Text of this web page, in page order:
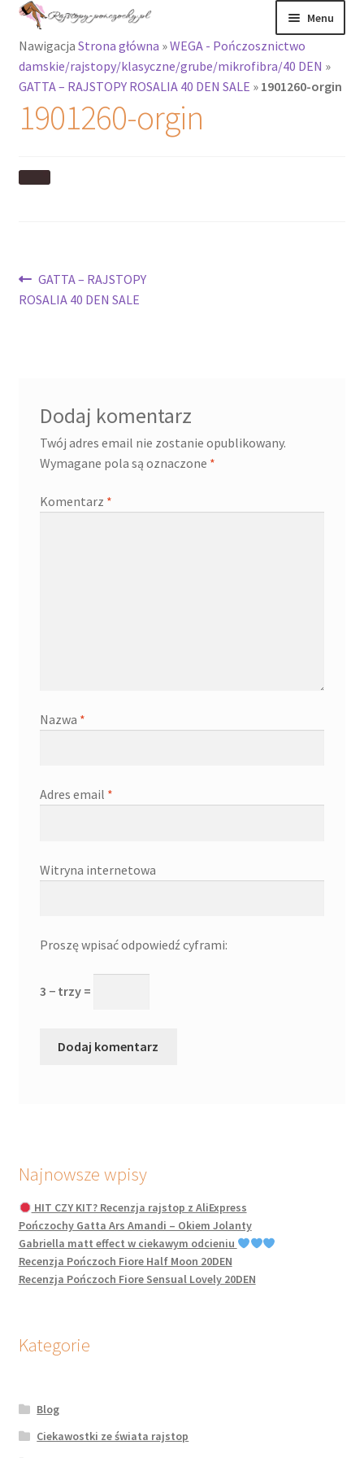
Przejdź
nawigacji
Przejdź
treści
Menu
Rajstopy
Rozwiń
menu
potomne
Nawigacja Strona główna »WEGA - Pończosznictwo
damskie/rajstopy/klasyczne/grube/mikrofibra/40 DEN »
GATTA – RAJSTOPY ROSALIA 40 DEN SALE » 1901260-orgin
1901260-orgin
Nawigacja
wpisu
Poprzedni
wpis:
GATTA – RAJSTOPY
ROSALIA 40 DEN SALE
Dodaj komentarz
Twój adres email nie zostanie opublikowany.
Wymagane pola są oznaczone *
Komentarz *
Nazwa *
Adres email *
Witryna internetowa
Proszę wpisać odpowiedź cyframi:
3 − trzy =
Najnowsze wpisy
HIT CZY KIT? Recenzja rajstop z AliExpress
Pończochy Gatta Ars Amandi – Okiem Jolanty
Gabriella matt effect w ciekawym odcieniu
Recenzja Pończoch Fiore Half Moon 20DEN
Recenzja Pończoch Fiore Sensual Lovely 20DEN
Kategorie
Blog
Ciekawostki ze świata rajstop